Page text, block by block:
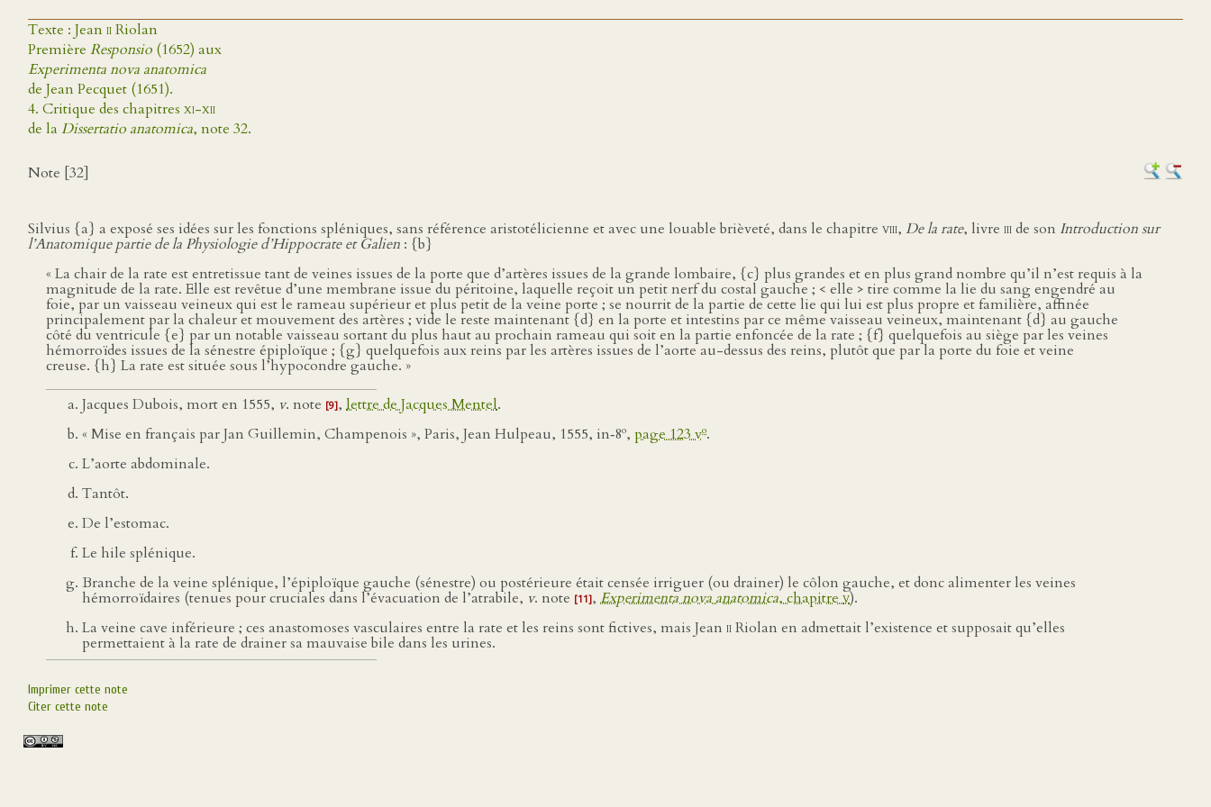
Texte : JeaniiRiolan
Première Responsio (1652) aux
Experimenta nova anatomica
de Jean Pecquet (1651).
4. Critique des chapitres xi-xii
de la Dissertatio anatomica, note 32.
Note [32]
Silvius {a} a exposé ses idées sur les fonctions spléniques, sans référence aristotélicienne et avec une louable brièveté, dans le chapitre viii, De la rate, livre iiide son Introduction sur
l’Anatomique partie de la Physiologie d’Hippocrate et Galien : {b}
« La chair de la rate est entretissue tant de veines issues de la porte que d’artères issues de la grande lombaire, {c} plus grandes et en plus grand nombre qu’il n’est requis à la
magnitude de la rate. Elle est revêtue d’une membrane issue du péritoine, laquelle reçoit un petit nerf du costal gauche ; < elle > tire comme la lie du sang engendré au
foie, par un vaisseau veineux qui est le rameau supérieur et plus petit de la veine porte ; se nourrit de la partie de cette lie qui lui est plus propre et familière, affinée
principalement par la chaleur et mouvement des artères ; vide le reste maintenant {d} en la porte et intestins par ce même vaisseau veineux, maintenant {d} au gauche
côté du ventricule {e} par un notable vaisseau sortant du plus haut au prochain rameau qui soit en la partie enfoncée de la rate ; {f} quelquefois au siège par les veines
hémorroïdes issues de la sénestre épiploïque ; {g} quelquefois aux reins par les artères issues de l’aorte au-dessus des reins, plutôt que par la porte du foie et veine
creuse. {h} La rate est située sous l’hypocondre gauche. »
Jacques Dubois, mort en 1555, v. note [9], lettre de Jacques Mentel.
« Mise en français par Jan Guillemin, Champenois », Paris, Jean Hulpeau, 1555, in‑8o, page 123 vo.
L’aorte abdominale.
Tantôt.
De l’estomac.
Le hile splénique.
Branche de la veine splénique, l’épiploïque gauche (sénestre) ou postérieure était censée irriguer (ou drainer) le côlon gauche, et donc alimenter les veines
hémorroïdaires (tenues pour cruciales dans l’évacuation de l’atrabile, v. note [11], Experimenta nova anatomica, chapitrev).
La veine cave inférieure ; ces anastomoses vasculaires entre la rate et les reins sont fictives, mais Jean iiRiolan en admettait l’existence et supposait qu’elles
permettaient à la rate de drainer sa mauvaise bile dans les urines.
Imprimer cette note
Citer cette note